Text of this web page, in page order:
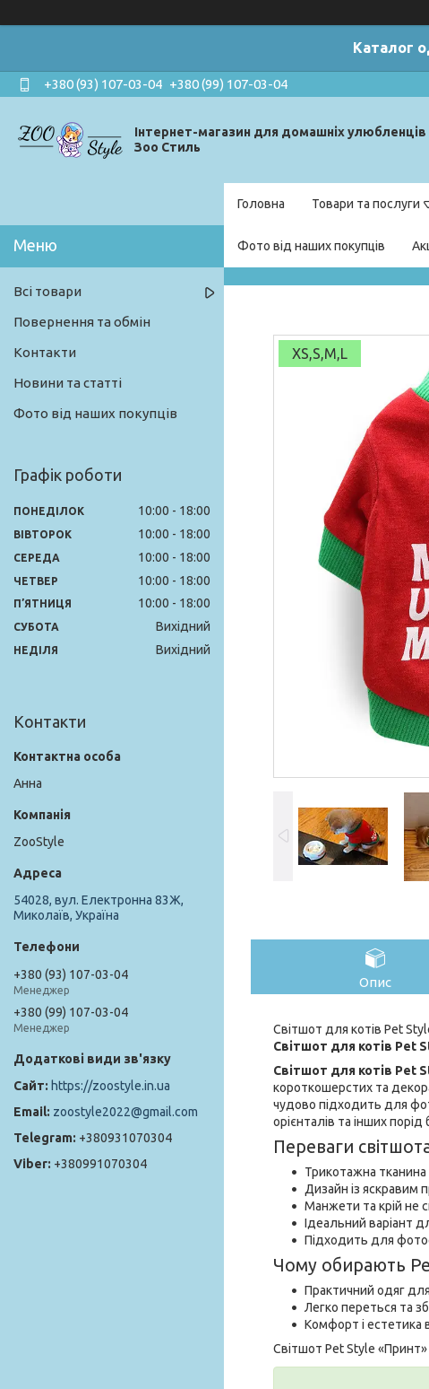
Каталог
+380 (93) 107-03-04 +380 (99) 107-03-04
Інтернет-магазин для домашніх улюбленців
Зоо Стиль
Головна Товари та послуги
Фото від наших покупців
XS,S,M,L
Опис
Світшот для котів Pet
Світшот для котів Pet
Світшот для котів Pet
короткошерстих та
чудово підходить для
орієнталів та інших порід
Переваги
Трикотажна тканина
Дизайн із яскравим
Манжети та крій не
Ідеальний варіант
Підходить для
Чому обирають
Практичний одяг
Легко переться та
Комфорт і естетика
Світшот Pet Style
Всі товари
Повернення та обмін
Контакти
Новини та статті
Фото від наших покупців
Графік роботи
ПОНЕДІЛОК 10:00 18:00
ВІВТОРОК 10:00 18:00
СЕРЕДА 10:00 18:00
ЧЕТВЕР 10:00 18:00
ПʼЯТНИЦЯ 10:00 18:00
СУБОТА Вихідний
НЕДІЛЯ Вихідний
Контакти
Анна
ZooStyle
54028, вул. Електронна 83Ж,
Миколаїв, Україна
+380 (93) 107-03-04
Менеджер
+380 (99) 107-03-04
Менеджер
https://zoostyle.in.ua
zoostyle2022@gmail.com
+380931070304
+380991070304